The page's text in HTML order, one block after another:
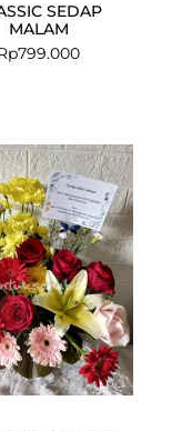
SEDAP
MALAM
799.000